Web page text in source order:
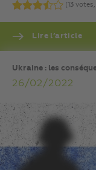
(13 votes,
Lire l’article
Ukraine : les
26/02/2022